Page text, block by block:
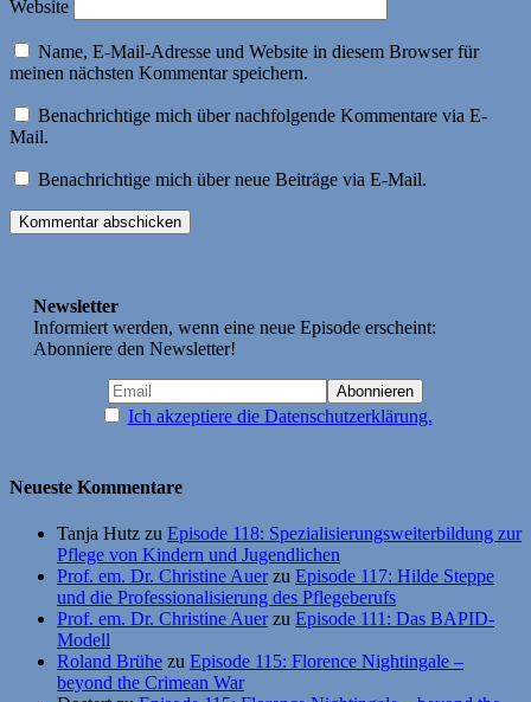
Website
Name, E-Mail-Adresse und Website in diesem Browser für
meinen nächsten Kommentar speichern.
Benachrichtige mich über nachfolgende Kommentare via E-
Mail.
Benachrichtige mich über neue Beiträge via E-Mail.
Newsletter
Informiert werden, wenn eine neue Episode erscheint:
Abonniere den Newsletter!
Ich akzeptiere die Datenschutzerklärung.
Neueste Kommentare
Tanja Hutz zu Episode 118: Spezialisierungsweiterbildung zur
Pflege von Kindern und Jugendlichen
Prof. em. Dr. Christine Auerzu Episode 117: Hilde Steppe
und die Professionalisierung des Pflegeberufs
Prof. em. Dr. Christine Auerzu Episode 111: Das BAPID-
Modell
Roland Brühe zu Episode 115: Florence Nightingale –
beyond the Crimean War